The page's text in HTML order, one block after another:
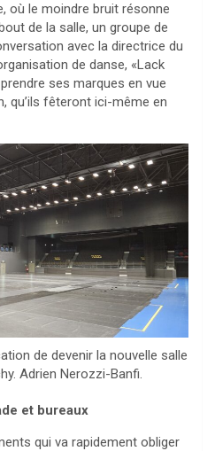
où le moindre bruit résonne
de la salle, un groupe de
avec la directrice du
de danse, «Lack
ses marques en vue
qu’ils fêteront ici-même en
de devenir la nouvelle salle
Adrien Nerozzi-Banfi.
et bureaux
qui va rapidement obliger